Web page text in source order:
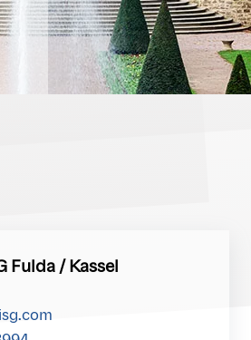
Fulda / Kassel